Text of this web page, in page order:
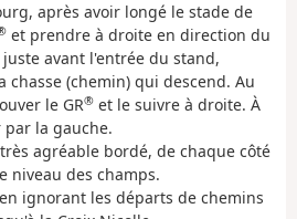
après avoir longé le stade de
et prendre à droite en direction du
avant l'entrée du stand,
(chemin) qui descend. Au
le GR® et le suivre à droite. À
la gauche.
agréable bordé, de chaque côté
niveau des champs.
ignorant les départs de chemins